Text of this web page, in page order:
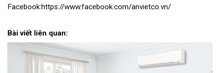
Facebook:https://www.facebook.com/anvietco.vn/
Bài viết liên quan: